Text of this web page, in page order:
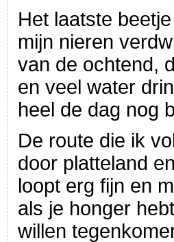
Het laatste
mijn nieren
van de ochtend,
en veel water
heel de dag nog
De route die ik
door platteland
loopt erg fijn en
als je honger
willen